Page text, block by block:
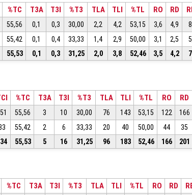
%TC T3A T3I %T3 TLA TLI %TL RO RD
55,56 0,1 0,3 30,00 2,2 4,2 53,15 3,6 4,9
55,42 0,1 0,4 33,33 1,4 2,9 50,00 3,1 2,5
55,53 0,1 0,3 31,25 2,0 3,8 52,46 3,5 4,2
%TC T3A T3I %T3 TLA TLI %TL RO RD
55,56 3 10 30,00 76 143 53,15 122 166
55,42 2 6 33,33 20 40 50,00 44 35
55,53 5 16 31,25 96 183 52,46 166 201
%TC T3A T3I %T3 TLA TLI %TL RO RD